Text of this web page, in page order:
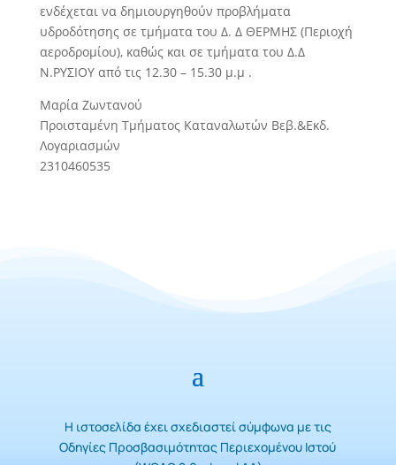
ενδέχεται να δημιουργηθούν προβλήματα
υδροδότησης σε τμήματα του Δ. Δ ΘΕΡΜΗΣ (Περιοχή
αεροδρομίου), καθώς και σε τμήματα του Δ.Δ
Ν.ΡΥΣΙΟΥ από τις 12.30 – 15.30 μ.μ .
Μαρία Ζωντανού
Προισταμένη Τμήματος Καταναλωτών Βεβ.&Εκδ.
Λογαριασμών
2310460535
Η ιστοσελίδα έχει σχεδιαστεί σύμφωνα με τις
Οδηγίες Προσβασιμότητας Περιεχομένου Ιστού